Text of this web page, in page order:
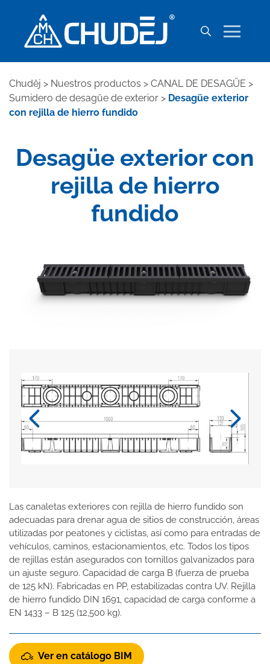
Chuděj > Nuestros productos > CANAL DE DESAGÜE >
Sumidero de desagüe de exterior > Desagüe exterior
con rejilla de hierro fundido
Desagüe exterior con
rejilla de hierro
fundido
Las canaletas exteriores con rejilla de hierro fundido son
adecuadas para drenar agua de sitios de construcción, áreas
utilizadas por peatones y ciclistas, así como para entradas de
vehículos, caminos, estacionamientos, etc. Todos los tipos
de rejillas están asegurados con tornillos galvanizados para
un ajuste seguro. Capacidad de carga B (fuerza de prueba
de 125 kN). Fabricadas en PP, estabilizadas contra UV. Rejilla
de hierro fundido DIN 1691, capacidad de carga conforme a
EN 1433 – B 125 (12,500 kg).
Ver en catálogo BIM